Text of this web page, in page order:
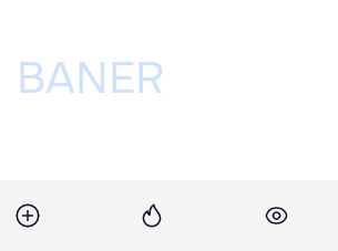
Разместить рекламу на сайте